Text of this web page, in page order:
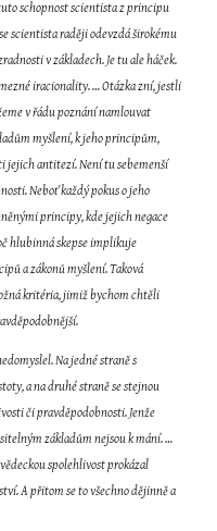
schopnost scientista z principu
scientista raději odevzdá širokému
v základech. Je tu ale háček.
iracionality. … Otázka zní, jestli
v řádu poznání namlouvat
myšlení, k jeho principům,
jejich antitezí. Není tu sebemenší
Neboť každý pokus o jeho
principy, kde jejich negace
hlubinná skepse implikuje
a zákonů myšlení. Taková
kritéria, jimiž bychom chtěli
Na jedné straně s
a na druhé straně se stejnou
či pravděpodobnosti. Jenže
základům nejsou k mání. …
spolehlivost prokázal
A přitom se to všechno dějinně a